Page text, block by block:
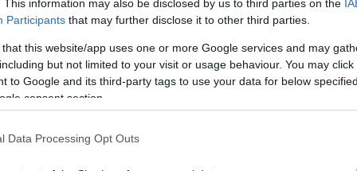
This information may also be disclosed by us to third parties on the
Participants that may further disclose it to other third parties.
that this website/app uses one or more Google services and may
but not limited to your visit or usage behaviour. You may
to Google and its third-party tags to use your data for below
consent section.
Data Processing Opt Outs
közlekedési és digitális
egyre inkább összeérnek, és olyan
létre, ahol a hagyományos eszközök